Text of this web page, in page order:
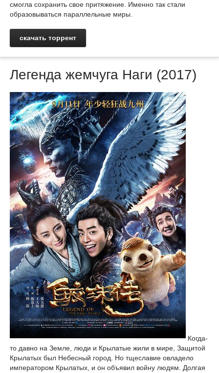
смогла сохранить свое притяжение. Именно так стали
образовываться параллельные миры.
скачать торрент
Легенда жемчуга Наги (2017)
Когда-
то давно на Земле, люди и Крылатые жили в мире, Защитой
Крылатых был Небесный город. Но тщеславие овладело
императором Крылатых, и он объявил войну людям. Долгая